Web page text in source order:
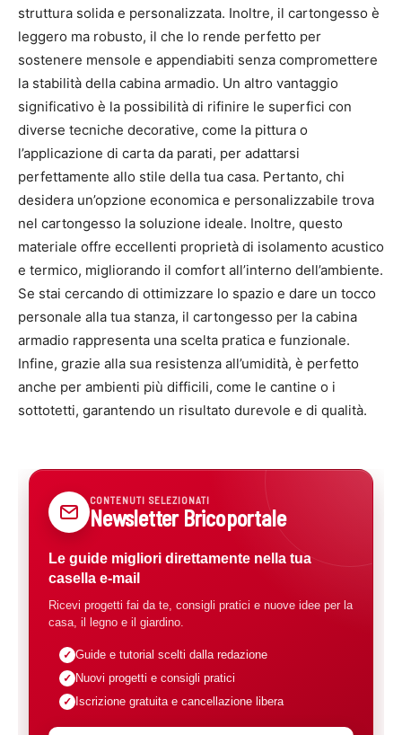
struttura solida e personalizzata. Inoltre, il cartongesso è
leggero ma robusto, il che lo rende perfetto per
sostenere mensole e appendiabiti senza compromettere
la stabilità della cabina armadio. Un altro vantaggio
significativo è la possibilità di rifinire le superfici con
diverse tecniche decorative, come la pittura o
l’applicazione di carta da parati, per adattarsi
perfettamente allo stile della tua casa. Pertanto, chi
desidera un’opzione economica e personalizzabile trova
nel cartongesso la soluzione ideale. Inoltre, questo
materiale offre eccellenti proprietà di isolamento acustico
e termico, migliorando il comfort all’interno dell’ambiente.
Se stai cercando di ottimizzare lo spazio e dare un tocco
personale alla tua stanza, il cartongesso per la cabina
armadio rappresenta una scelta pratica e funzionale.
Infine, grazie alla sua resistenza all’umidità, è perfetto
anche per ambienti più difficili, come le cantine o i
sottotetti, garantendo un risultato durevole e di qualità.
CONTENUTI SELEZIONATI
Newsletter Bricoportale
Le guide migliori direttamente nella tua
casella e-mail
Ricevi progetti fai da te, consigli pratici e nuove idee per la
casa, il legno e il giardino.
Guide e tutorial scelti dalla redazione
Nuovi progetti e consigli pratici
Iscrizione gratuita e cancellazione libera